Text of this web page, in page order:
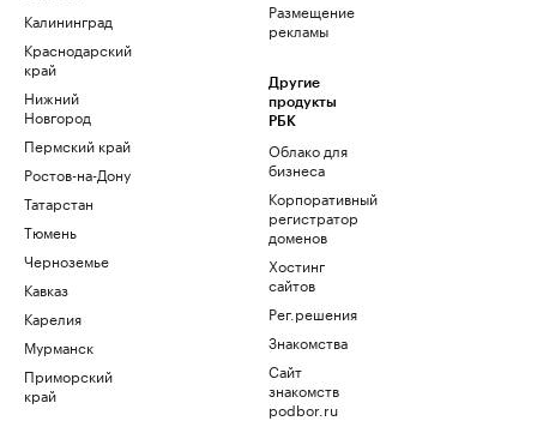
Калининград
Краснодарский
край
Нижний
Новгород
Пермский край
Ростов-на-Дону
Татарстан
Тюмень
Черноземье
Кавказ
Карелия
Мурманск
Приморский
край
Размещение
рекламы
Другие
продукты
РБК
Облако для
бизнеса
Корпоративный
регистратор
доменов
Хостинг
сайтов
Рег.решения
Знакомства
Сайт
знакомств
podbor.ru